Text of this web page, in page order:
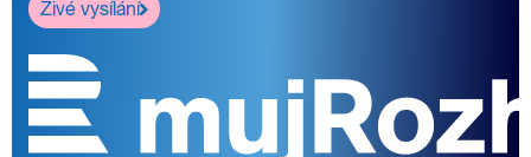
Živé vysílání